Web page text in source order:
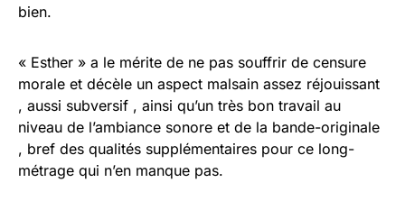
bien.
« Esther » a le mérite de ne pas souffrir de censure
morale et décèle un aspect malsain assez réjouissant
, aussi subversif , ainsi qu’un très bon travail au
niveau de l’ambiance sonore et de la bande-originale
, bref des qualités supplémentaires pour ce long-
métrage qui n’en manque pas.